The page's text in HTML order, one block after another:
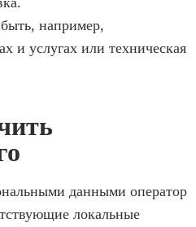
например,
и услугах или техническая
данными оператор
локальные